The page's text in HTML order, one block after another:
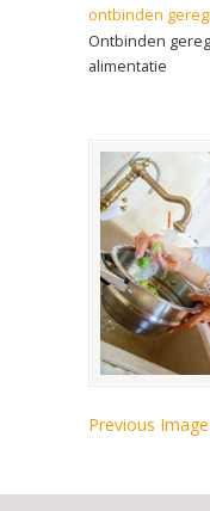
ontbinden
Ontbinden
alimentatie
Previous Image